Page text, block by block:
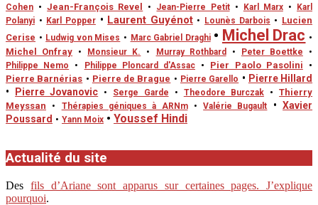
Cohen • Jean-François Revel • Jean-Pierre Petit • Karl Marx •
Karl
Polanyi • Karl Popper • Laurent Guyénot • Lounès Darbois • Lucien
Cerise • Ludwig von Mises • Marc Gabriel Draghi • Michel Drac •
Michel Onfray
• Monsieur K. • Murray Rothbard • Peter Boettke
•
Philippe Nemo
• Philippe Ploncard d'Assac • Pier Paolo Pasolini
•
Pierre Barnérias • Pierre de Brague • Pierre Garello • Pierre Hillard
•
Pierre Jovanovic • Serge Garde • Theodore Burczak •
Thierry
Meyssan
• Thérapies géniques à ARNm • Valérie Bugault • Xavier
Poussard • Yann Moix • Youssef Hindi
Actualité du site
Des fils d’Ariane sont apparus sur certaines pages. J’explique
pourquoi.